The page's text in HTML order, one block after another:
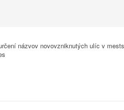
názvov novovzniknutých ulíc v